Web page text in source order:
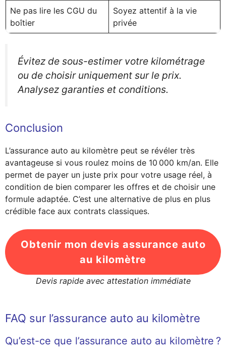
Ne pas lire les CGU du
boîtier
Soyez attentif à la vie
privée
Évitez de sous-estimer votre kilométrage
ou de choisir uniquement sur le prix.
Analysez garanties et conditions.
Conclusion
L’assurance auto au kilomètre peut se révéler très
avantageuse si vous roulez moins de 10 000 km/an. Elle
permet de payer un juste prix pour votre usage réel, à
condition de bien comparer les offres et de choisir une
formule adaptée. C’est une alternative de plus en plus
crédible face aux contrats classiques.
Obtenir mon devis assurance auto
au kilomètre
Devis rapide avec attestation immédiate
FAQ sur l’assurance auto au kilomètre
Qu’est-ce que l’assurance auto au kilomètre ?